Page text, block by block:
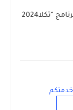
"تريمبل" تطلق الإصدار الأحدث من برنامج "تكلا2024